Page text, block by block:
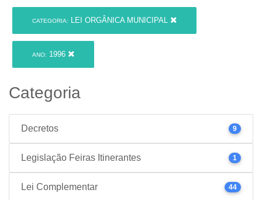
CATEGORIA: LEI ORGÂNICA MUNICIPAL
ANO: 1996
Categoria
Decretos 9
Legislação Feiras Itinerantes 1
Lei Complementar 44